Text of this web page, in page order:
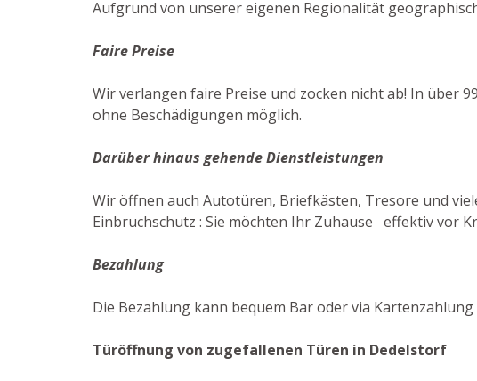
Aufgrund von unserer eigenen Regionalität
Faire Preise
Wir verlangen faire Preise und zocken nicht ab! In über
ohne Beschädigungen möglich.
Darüber hinaus gehende Dienstleistungen
Wir öffnen auch Autotüren, Briefkästen, Tresore und
Einbruchschutz : Sie möchten Ihr Zuhause effektiv vor
Bezahlung
Die Bezahlung kann bequem Bar oder via
Türöffnung von zugefallenen Türen in Dedelstorf